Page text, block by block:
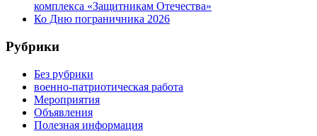
комплекса «Защитникам Отечества»
Ко Дню пограничника 2026
Рубрики
Без рубрики
военно-патриотическая работа
Мероприятия
Объявления
Полезная информация